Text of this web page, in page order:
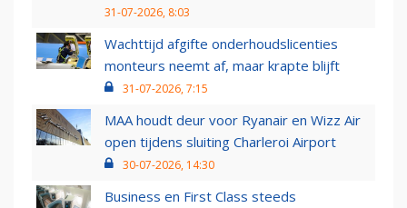
31-07-2026, 8:03
Wachttijd afgifte onderhoudslicenties
monteurs neemt af, maar krapte blijft
31-07-2026, 7:15
MAA houdt deur voor Ryanair en Wizz Air
open tijdens sluiting Charleroi Airport
30-07-2026, 14:30
Business en First Class steeds